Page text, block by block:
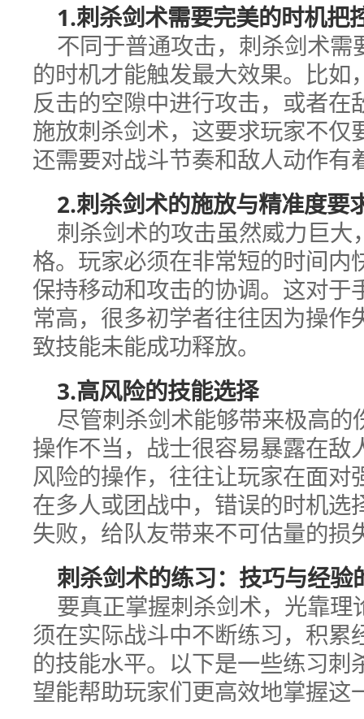
1.刺杀剑术需要完美的时机把
不同于普通攻击，刺杀剑术
的时机才能触发最大效果。比如
反击的空隙中进行攻击，或者在
施放刺杀剑术，这要求玩家不仅
还需要对战斗节奏和敌人动作有
2.刺杀剑术的施放与精准度要
刺杀剑术的攻击虽然威力巨
格。玩家必须在非常短的时间内
保持移动和攻击的协调。这对于
常高，很多初学者往往因为操作
致技能未能成功释放。
3.高风险的技能选择
尽管刺杀剑术能够带来极高
操作不当，战士很容易暴露在敌
风险的操作，往往让玩家在面对
在多人或团战中，错误的时机选
失败，给队友带来不可估量的损
刺杀剑术的练习：技巧与经验
要真正掌握刺杀剑术，光靠
须在实际战斗中不断练习，积累
的技能水平。以下是一些练习刺
望能帮助玩家们更高效地掌握这